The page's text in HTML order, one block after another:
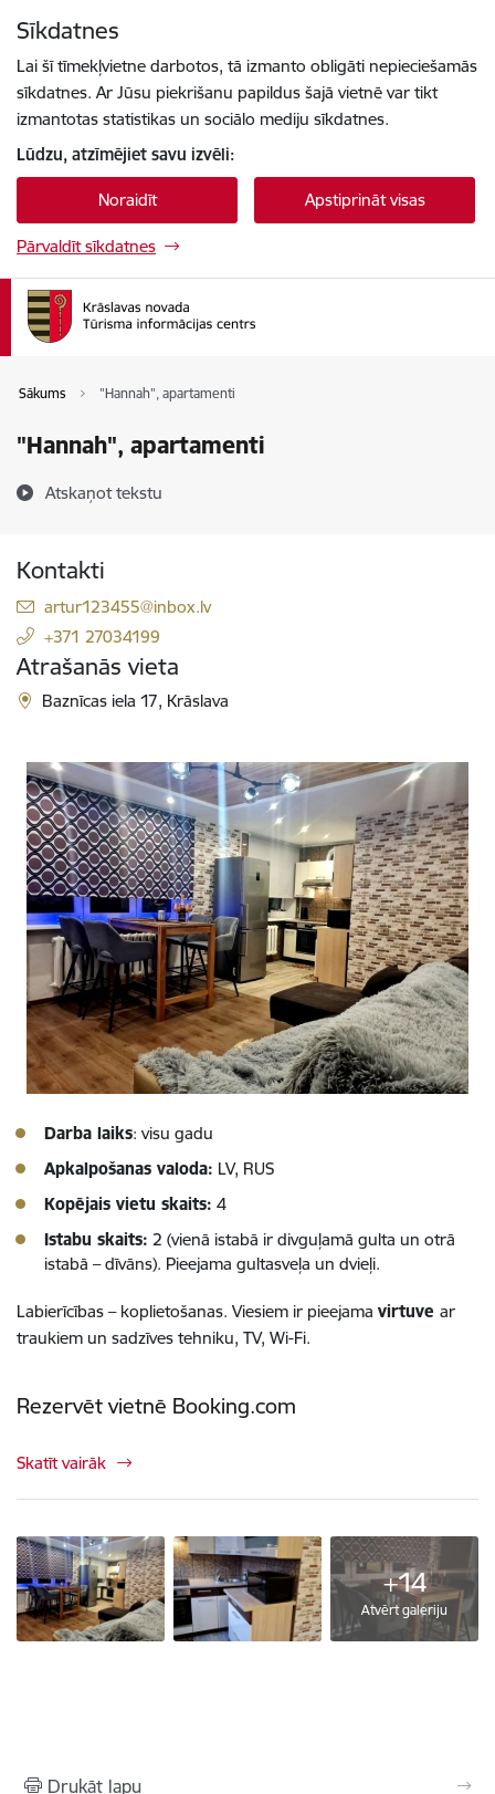
Sīkdatnes
Lai šī tīmekļvietne darbotos, tā izmanto obligāti nepieciešamās
sīkdatnes. Ar Jūsu piekrišanu papildus šajā vietnē var tikt
izmantotas statistikas un sociālo mediju sīkdatnes.
Lūdzu, atzīmējiet savu izvēli:
Noraidīt Apstiprināt visas
Pārvaldīt sīkdatnes
Sākums "Hannah", apartamenti
"Hannah", apartamenti
Atskaņot tekstu
Kontakti
E-pasts:
artur123455@inbox.lv
+371 27034199
Atrašanās vieta
Baznīcas iela 17, Krāslava
Darba laiks: visu gadu
Apkalpošanas valoda: LV, RUS
Kopējais vietu skaits: 4
Istabu skaits: 2 (vienā istabā ir divguļamā gulta un otrā
istabā – dīvāns). Pieejama gultasveļa un dvieļi.
Labierīcības – koplietošanas. Viesiem ir pieejama virtuve ar
traukiem un sadzīves tehniku, TV, Wi-Fi.
Rezervēt vietnē Booking.com
Skatīt vairāk
+14
Atvērt galeriju
Drukāt lapu